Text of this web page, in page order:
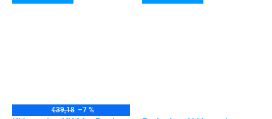
€39,18 –7 %